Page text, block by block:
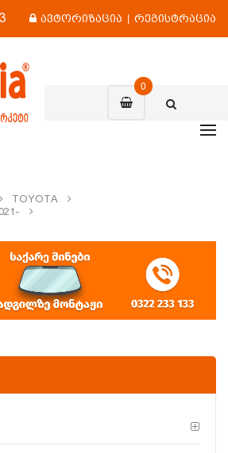
ავტორიზაცია | რეგისტრაცია
0
TOYOTA